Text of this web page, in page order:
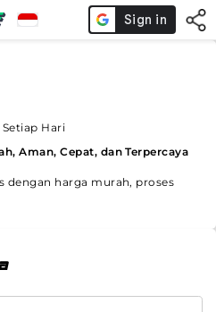
Setiap Hari
Aman, Cepat, dan Terpercaya
dengan harga murah, proses